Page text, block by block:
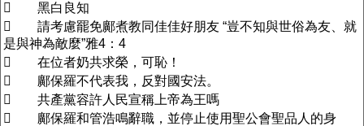
 黑白良知
 請考慮罷免鄺煮教同佳佳好朋友 “豈不知與世俗為友、就
是與神為敵麼”雅4：4
 在位者奶共求榮，可恥！
 鄺保羅不代表我，反對國安法。
 共產黨容許人民宣稱上帝為王嗎
 鄺保羅和管浩鳴辭職，並停止使用聖公會聖品人的身